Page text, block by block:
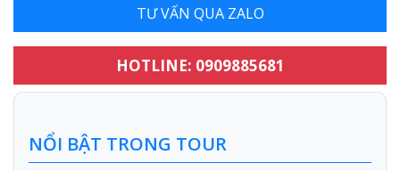
TƯ VẤN QUA ZALO
HOTLINE: 0909885681
NỔI BẬT TRONG TOUR